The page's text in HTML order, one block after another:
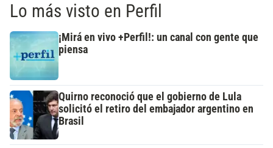
Lo más visto en Perfil
¡Mirá en vivo +Perfil!: un canal con gente que
piensa
Quirno reconoció que el gobierno de Lula
solicitó el retiro del embajador argentino en
Brasil